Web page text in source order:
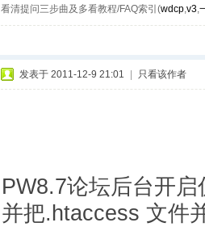
看清提问三步曲及多看教程/FAQ索引(wdcp,v3,
发表于 2011-12-9 21:01 只看该作者
PW8.7论坛后台开
并把.htaccess 文件